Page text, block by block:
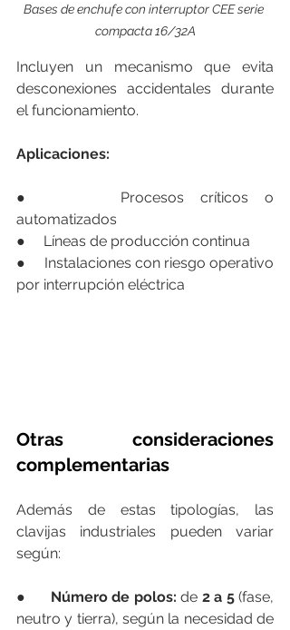
Bases de enchufe con interruptor CEE serie
compacta 16/32A
Incluyen un mecanismo que evita
desconexiones accidentales durante
el funcionamiento.
Aplicaciones:
●     Procesos críticos o
automatizados
●     Líneas de producción continua
●     Instalaciones con riesgo operativo
por interrupción eléctrica
Otras consideraciones
complementarias
Además de estas tipologías, las
clavijas industriales pueden variar
según:
● Número de polos: de 2 a 5 (fase,
neutro y tierra), según la necesidad de